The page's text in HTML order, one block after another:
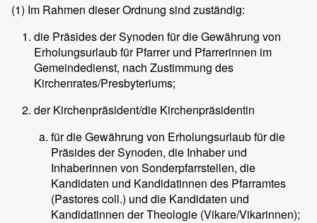
(1) Im Rahmen dieser Ordnung sind zuständig:
die Präsides der Synoden für die Gewährung von
Erholungsurlaub für Pfarrer und Pfarrerinnen im
Gemeindedienst, nach Zustimmung des
Kirchenrates/Presbyteriums;
der Kirchenpräsident/die Kirchenpräsidentin
für die Gewährung von Erholungsurlaub für die
Präsides der Synoden, die Inhaber und
Inhaberinnen von Sonderpfarrstellen, die
Kandidaten und Kandidatinnen des Pfarramtes
(Pastores coll.) und die Kandidaten und
Kandidatinnen der Theologie (Vikare/Vikarinnen);